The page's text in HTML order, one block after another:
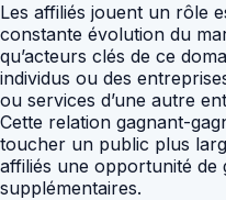
Les affiliés jouent un rôle
constante évolution du
qu’acteurs clés de ce
individus ou des
ou services d’une autre
Cette relation gagnant-
toucher un public plus
affiliés une opportunité de
supplémentaires.